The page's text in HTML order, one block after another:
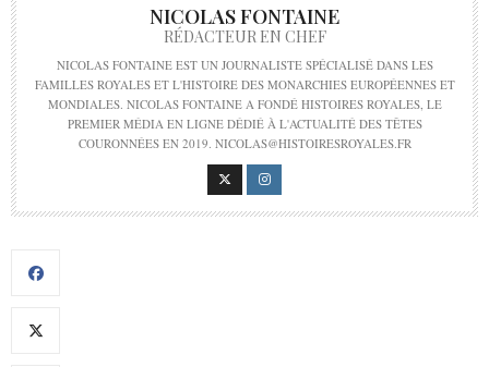
NICOLAS FONTAINE
RÉDACTEUR EN CHEF
NICOLAS FONTAINE EST UN JOURNALISTE SPÉCIALISÉ DANS LES
FAMILLES ROYALES ET L'HISTOIRE DES MONARCHIES EUROPÉENNES ET
MONDIALES. NICOLAS FONTAINE A FONDÉ HISTOIRES ROYALES, LE
PREMIER MÉDIA EN LIGNE DÉDIÉ À L'ACTUALITÉ DES TÊTES
COURONNÉES EN 2019. NICOLAS@HISTOIRESROYALES.FR